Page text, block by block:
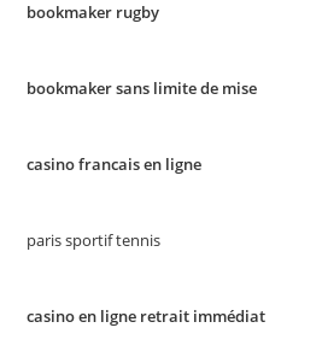
bookmaker rugby
bookmaker sans limite de mise
casino francais en ligne
paris sportif tennis
casino en ligne retrait immédiat